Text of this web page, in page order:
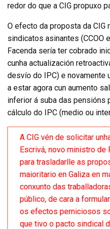
redor do que a CIG propuxo
O efecto da proposta da CIG
sindicatos asinantes (CCOO
Facenda sería ter cobrado
cunha actualización
desvío do IPC) e novamente
a estar agora cun aumento
inferior á suba das
cálculo do IPC (medio ou
A CIG vén de solicitar
Escrivá, novo ministro de
para trasladarlle as
maioritario en Galiza en
conxunto das
público, de cara a
os efectos perniciosos
que tivo o pacto sindical